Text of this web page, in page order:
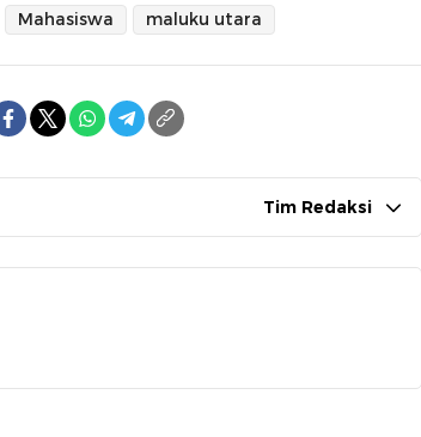
Mahasiswa maluku utara
Tim Redaksi